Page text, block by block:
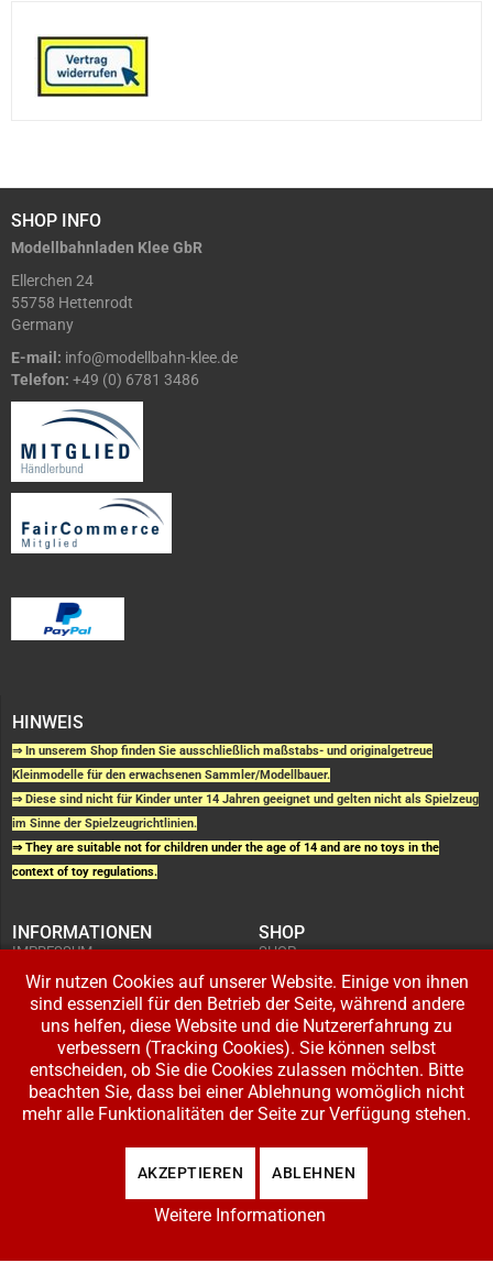
SHOP INFO
Modellbahnladen Klee GbR
Ellerchen 24
55758 Hettenrodt
Germany
E-mail: info@modellbahn-klee.de
Telefon: +49 (0) 6781 3486
HINWEIS
⇒ In unserem Shop finden Sie ausschließlich maßstabs- und originalgetreue
Kleinmodelle für den erwachsenen Sammler/Modellbauer.
⇒ Diese sind nicht für Kinder unter 14 Jahren geeignet und gelten nicht als Spielzeug
im Sinne der Spielzeugrichtlinien.
⇒ They are suitable not for children under the age of 14 and are no toys in the
context of toy regulations.
INFORMATIONEN
IMPRESSUM
KUNDENINFORMATIONEN
WIDERRUFSRECHT
DATENSCHUTZERKLÄRUNG
ZAHLUNG UND VERSAND
SHOP
SHOP
BESTELLUNGEN
ADRESSE BEARBEITEN
IHR KONTO
LOGIN
REGISTRIEREN
Copyright © 2026 Modellbahnladen Klee GbR. Alle Rechte vorbehalten. Design:
Wir nutzen Cookies auf unserer Website. Einige von ihnen
sind essenziell für den Betrieb der Seite, während andere
uns helfen, diese Website und die Nutzererfahrung zu
verbessern (Tracking Cookies). Sie können selbst
entscheiden, ob Sie die Cookies zulassen möchten. Bitte
beachten Sie, dass bei einer Ablehnung womöglich nicht
mehr alle Funktionalitäten der Seite zur Verfügung stehen.
AKZEPTIEREN ABLEHNEN
Weitere Informationen